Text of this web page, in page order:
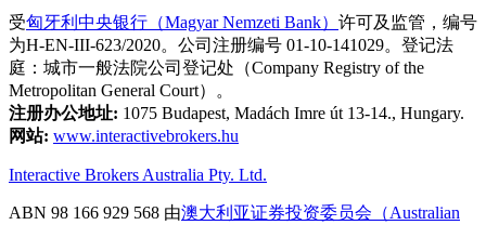
受匈牙利中央银行（Magyar Nemzeti Bank） 许可及监管，编号
为H-EN-III-623/2020。公司注册编号 01-10-141029。登记法
庭：城市一般法院公司登记处（Company Registry of the
Metropolitan General Court）。
注册办公地址: 1075 Budapest, Madách Imre út 13-14., Hungary.
网站: www.interactivebrokers.hu
Interactive Brokers Australia Pty. Ltd.
ABN 98 166 929 568 由澳大利亚证券投资委员会（Australian